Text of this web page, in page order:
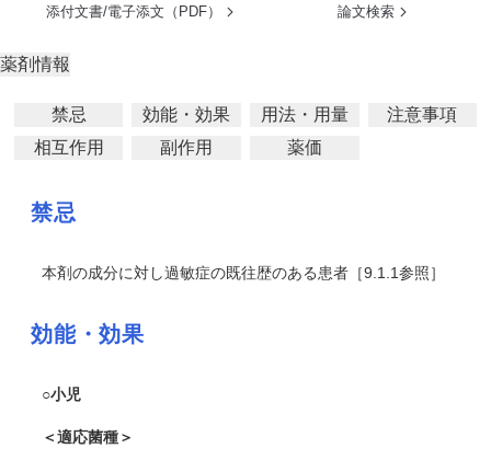
添付文書/電子添文（PDF） 論文検索
薬剤情報
禁忌 効能・効果 用法・用量
注意事項
相互作用
副作用 薬価
禁忌
本剤の成分に対し過敏症の既往歴のある患者［9.1.1参照］
効能・効果
○小児
＜適応菌種＞